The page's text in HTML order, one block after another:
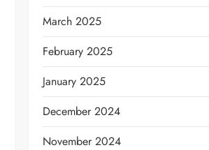
March 2025
February 2025
January 2025
December 2024
November 2024